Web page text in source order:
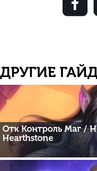
ДРУГИЕ
Отк Контроль Маг /
Hearthstone